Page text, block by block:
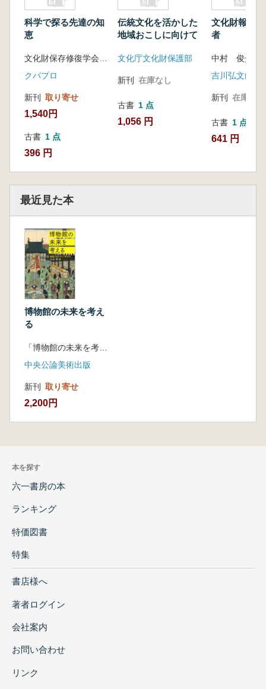
科学で探る先達の知
恵
クバプロ
新刊 取り寄せ
1,540円
古書 1 点
396 円
伝統文化を活かした
地域おこしに向けて
文化庁文化財保護部
新刊 在庫なし
古書 1 点
1,056 円
文化財報道
者
中村 俊介 著
吉川弘文館
新刊 在庫なし
古書 1 点
641 円
最近見た本
博物館の未来を考え
る
中央公論美術出版
新刊 取り寄せ
2,200円
本を探す
六一書房の本
ランキング
特価図書
特集
書店様へ
著者ログイン
会社案内
お問い合わせ
リンク